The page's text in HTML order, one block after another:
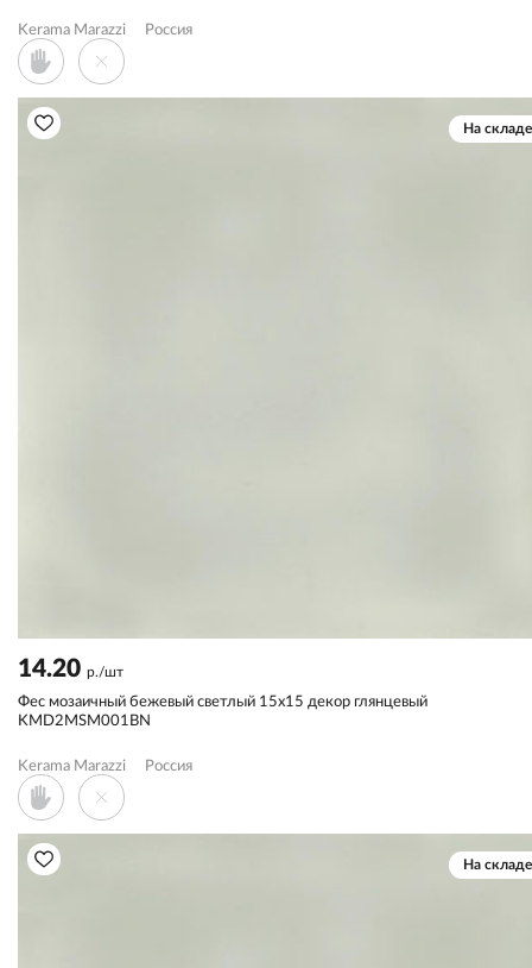
Kerama Marazzi Россия
На складе
14.20 р./шт
Фес мозаичный бежевый светлый 15x15 декор глянцевый
KMD2MSM001BN
Kerama Marazzi Россия
На складе